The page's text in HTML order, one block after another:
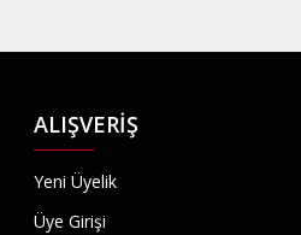
ALIŞVERIŞ
Yeni Üyelik
Üye Girişi